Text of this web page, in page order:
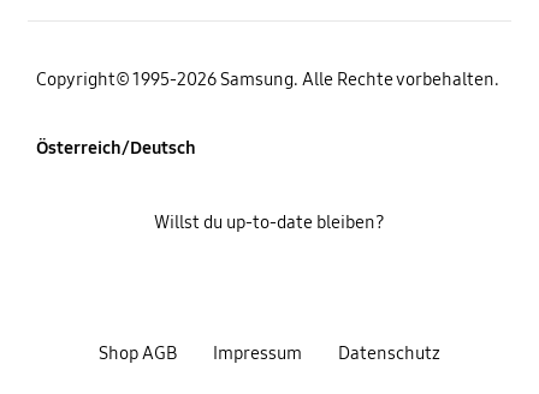
Copyright© 1995-2026 Samsung. Alle Rechte vorbehalten.
Österreich/Deutsch
Shop AGB Impressum Datenschutz
Willst du up-to-date bleiben?